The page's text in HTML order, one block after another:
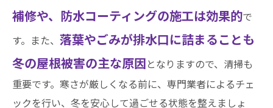
補修や、防水コーティングの施工は効果的で
す。また、 落葉やごみが排水口に詰まることも
冬の屋根被害の主な原因となりますので、清掃も
重要です。寒さが厳しくなる前に、専門業者によるチェ
ックを行い、冬を安心して過ごせる状態を整えましょ